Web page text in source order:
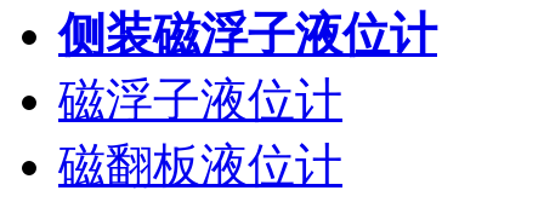
侧装磁浮子液位计
磁浮子液位计
磁翻板液位计